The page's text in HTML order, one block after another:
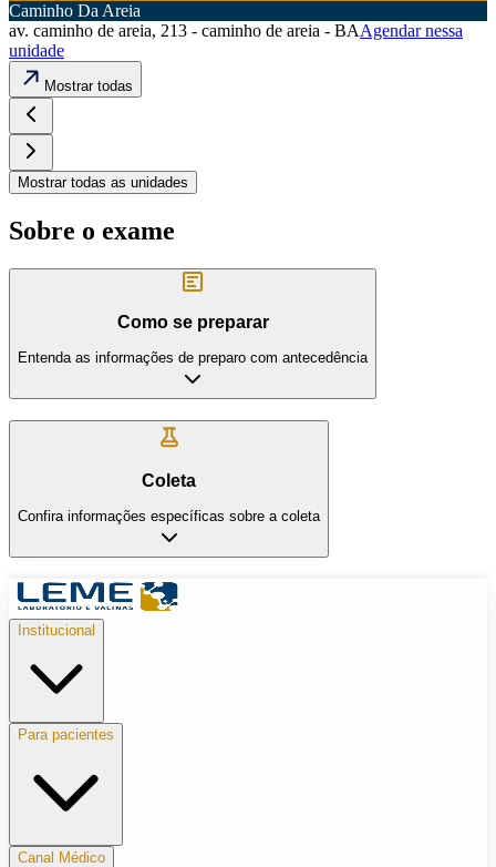
Caminho Da Areia
av. caminho de areia, 213 - caminho de areia - BAAgendar nessa
unidade
Mostrar todas
Mostrar todas as unidades
Sobre o exame
Como se preparar
Entenda as informações de preparo com antecedência
Coleta
Confira informações específicas sobre a coleta
Institucional
Para pacientes
Canal Médico